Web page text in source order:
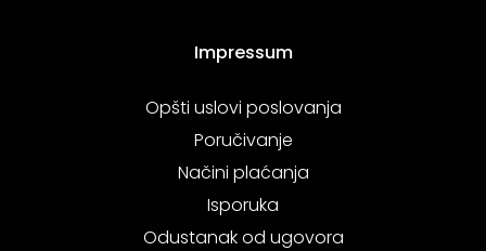
Impressum
Opšti uslovi poslovanja
Poručivanje
Načini plaćanja
Isporuka
Odustanak od ugovora